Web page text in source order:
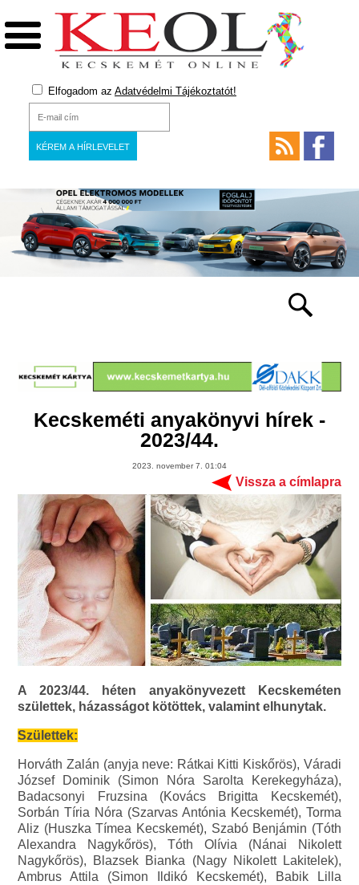
Elfogadom az Adatvédelmi Tájékoztatót!
Kecskeméti anyakönyvi hírek -
2023/44.
2023. november 7. 01:04
Vissza a címlapra
A 2023/44. héten anyakönyvezett Kecskeméten
születtek, házasságot kötöttek, valamint elhunytak.
Születtek:
Horváth Zalán (anyja neve: Rátkai Kitti Kiskőrös), Váradi
József Dominik (Simon Nóra Sarolta Kerekegyháza),
Badacsonyi Fruzsina (Kovács Brigitta Kecskemét),
Sorbán Tíria Nóra (Szarvas Antónia Kecskemét), Torma
Aliz (Huszka Tímea Kecskemét), Szabó Benjámin (Tóth
Alexandra Nagykőrös), Tóth Olívia (Nánai Nikolett
Nagykőrös), Blazsek Bianka (Nagy Nikolett Lakitelek),
Ambrus Attila (Simon Ildikó Kecskemét), Babik Lilla